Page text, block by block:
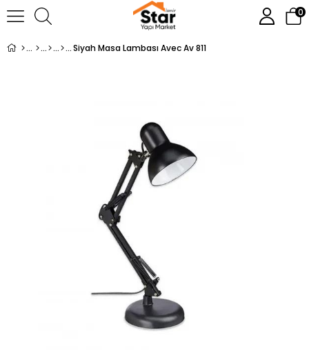
0
Siyah Masa Lambası Avec Av 811